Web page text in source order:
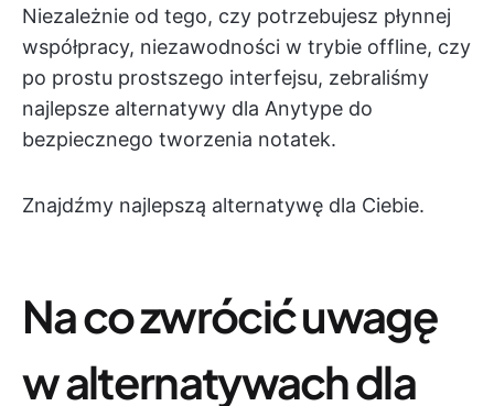
Niezależnie od tego, czy potrzebujesz płynnej
współpracy, niezawodności w trybie offline, czy
po prostu prostszego interfejsu, zebraliśmy
najlepsze alternatywy dla Anytype do
bezpiecznego tworzenia notatek.
Znajdźmy najlepszą alternatywę dla Ciebie.
Na co zwrócić uwagę
w alternatywach dla